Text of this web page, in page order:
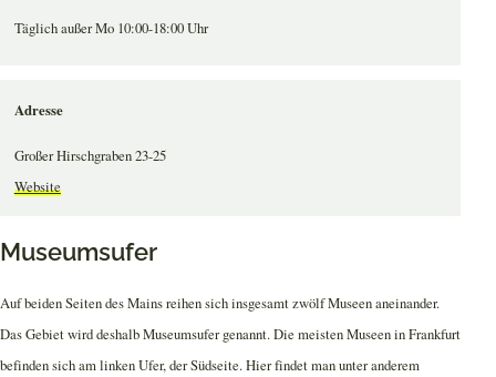
Täglich außer Mo 10:00-18:00 Uhr
Adresse
Großer Hirschgraben 23-25
Website
Museumsufer
Auf beiden Seiten des Mains reihen sich insgesamt zwölf Museen aneinander.
Das Gebiet wird deshalb Museumsufer genannt. Die meisten Museen in Frankfurt
befinden sich am linken Ufer, der Südseite. Hier findet man unter anderem